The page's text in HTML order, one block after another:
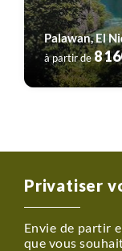
Palawan, El
à partir de8
Privatiser
Envie de partir
que vous